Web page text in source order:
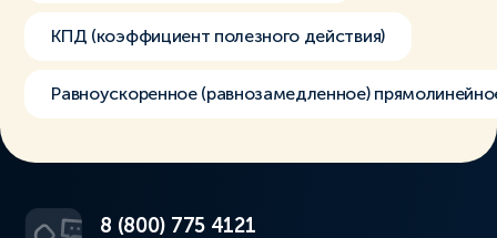
КПД (коэффициент полезного действия)
Равноускоренное (равнозамедленное)
8 (800) 775 4121